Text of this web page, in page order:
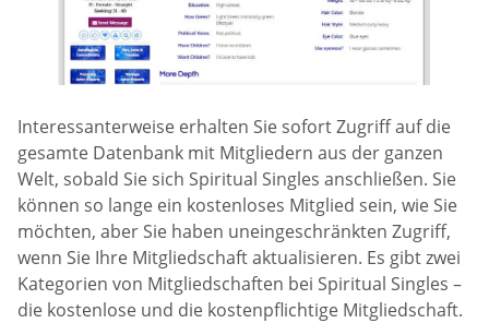
Interessanterweise erhalten Sie sofort Zugriff auf die
gesamte Datenbank mit Mitgliedern aus der ganzen
Welt, sobald Sie sich Spiritual Singles anschließen. Sie
können so lange ein kostenloses Mitglied sein, wie Sie
möchten, aber Sie haben uneingeschränkten Zugriff,
wenn Sie Ihre Mitgliedschaft aktualisieren. Es gibt zwei
Kategorien von Mitgliedschaften bei Spiritual Singles –
die kostenlose und die kostenpflichtige Mitgliedschaft.